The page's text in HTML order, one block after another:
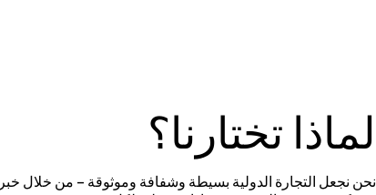
لماذا تختارنا؟
نحن نجعل التجارة الدولية بسيطة وشفافة وموثوقة – من خلال